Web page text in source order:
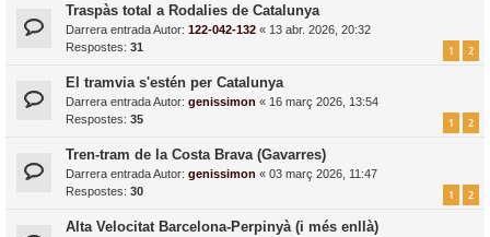
Traspàs total a Rodalies de Catalunya
Darrera entrada Autor: 122-042-132 « 13 abr. 2026, 20:32
Respostes: 31 1 2
El tramvia s'estén per Catalunya
Darrera entrada Autor: genissimon « 16 març 2026, 13:54
Respostes: 35 1 2
Tren-tram de la Costa Brava (Gavarres)
Darrera entrada Autor: genissimon « 03 març 2026, 11:47
Respostes: 30 1 2
Alta Velocitat Barcelona-Perpinyà (i més enllà)